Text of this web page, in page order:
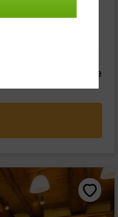
persona y noche